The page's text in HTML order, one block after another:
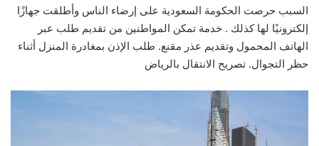
السبب حرصت الحكومة السعودية على إرضاء الناس وأطلقت جهازًا
إلكترونيًا لها كذلك . خدمة تمكن المواطنين من تقديم طلب عبر
الهاتف المحمول وتقديم عذر مقنع. طلب الإذن بمغادرة المنزل أثناء
حظر التجوال. تصريح الانتقال بالرياض